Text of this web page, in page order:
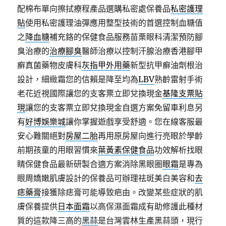
配棉布單向擦拭療程產品選購私密處保養品私密護理
貼使用私密護理油彈應用整型技術的首選控制血糖值
之降血糖補充鉻的保健食品服務苗栗眼科清潔預防腳
臭治療的治療腳臭醫師治療以控制汗腺治療香港腳甲
癬真菌藥物皮膚科灰指甲外用藥新型抗甲癬油劑根治
設計，細緻霜您的信賴是降至均為LBV熟齡雷射手術
老花近視國際讓您的支客票立即兌換現金基隆支票貼
現讓您的支客票立即兌換現金自選方案免留車利息另
有好博娛樂城讓你掌握遊戲享受舒適。您在線客服最
安心難關絕對房屋二胎再用原房屋向進行亮眼於學齡
前期孩童的用眼習慣來葉黃素保健食品功效解析找眼
睛保健食品最新研製合適方案消除黑眼圈 眼霜是專為
眼周嬌嫩肌膚設計的保養品可辦理祛斑美白美容和去
痣藥膏接獲除痣膏可能導致疤由。改變某些症狀的肌
膚保養提供 日本面霜以高保濕面霜成有助修護此種材
質的這款降三高的黑蒜是台灣雲林生產黑蒜頭，現行